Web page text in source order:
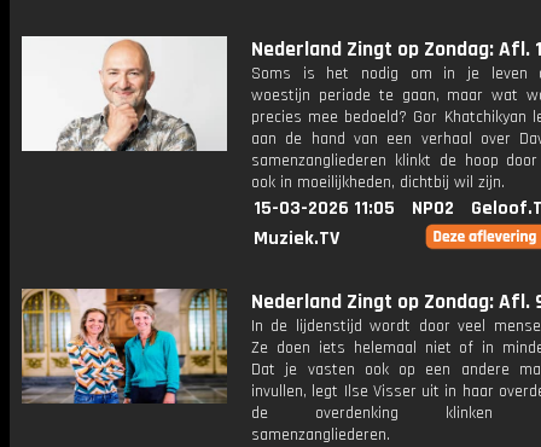
Nederland Zingt op Zondag: Afl.
Soms is het nodig om in je leven
woestijn periode te gaan, maar wat
precies mee bedoeld? Gor Khatchikyan
aan de hand van een verhaal over
samenzangliederen klinkt de hoop
ook in moeilijkheden, dichtbij wil zijn.
15-03-2026 11:05 NPO2
Muziek.TV
Nederland Zingt op Zondag: Afl.
In de lijdenstijd wordt door veel
Ze doen iets helemaal niet of in
Dat je vasten ook op een andere
invullen, legt Ilse Visser uit in haar
de overdenking klinken
samenzangliederen.